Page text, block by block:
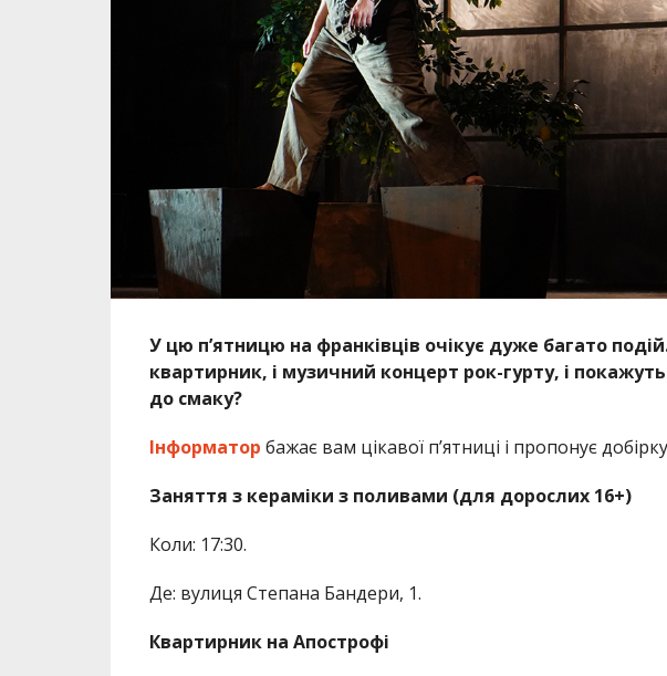
У цю п’ятницю на франківців очікує дуже багато подій.
квартирник, і музичний концерт рок-гурту, і
до смаку?
Інформатор бажає вам цікавої п’ятниці і пропонує
Заняття з кераміки з поливами (для дорослих 16+)
Коли: 17:30.
Де: вулиця Степана Бандери, 1.
Квартирник на Апострофі